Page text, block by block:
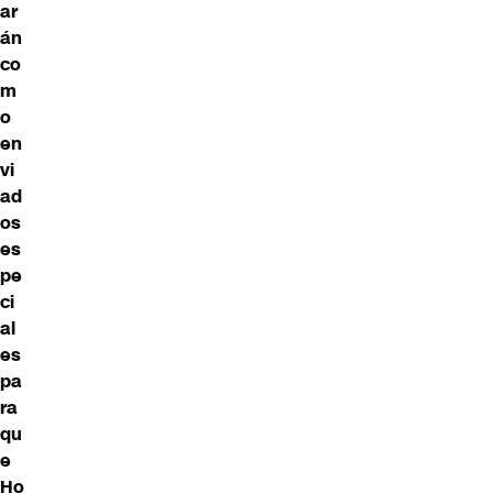
ar
án
co
m
o
en
vi
ad
os
es
pe
ci
al
es
pa
ra
qu
e
Ho